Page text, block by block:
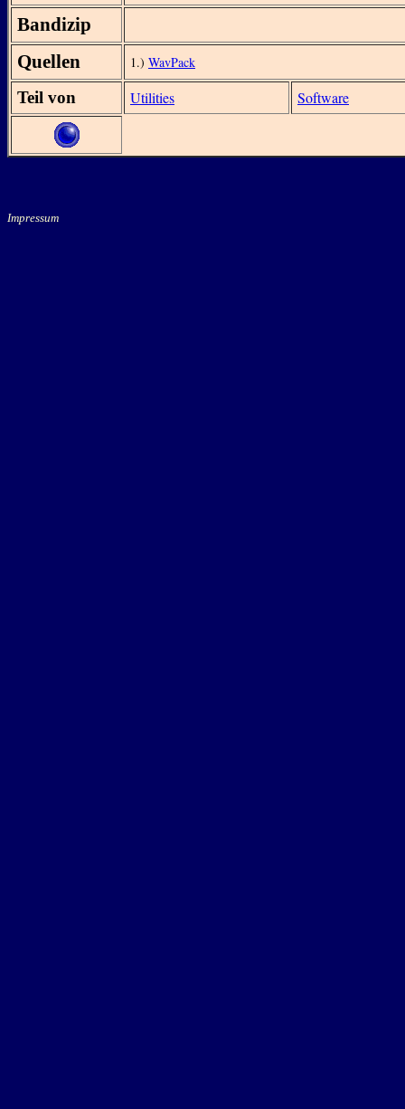
Bandizip
Quellen
1.) WavPack
Teil von Utilities Software
Impressum